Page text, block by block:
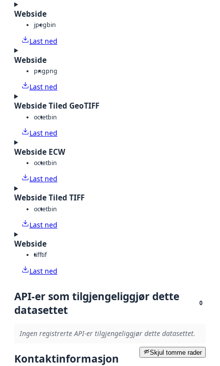
Webside
jpegbin
Last ned
Webside
pngpng
Last ned
Webside Tiled GeoTIFF
octetbin
Last ned
Webside ECW
octetbin
Last ned
Webside Tiled TIFF
octetbin
Last ned
Webside
tifftif
Last ned
API-er som tilgjengeliggjør dette
datasettet
0
Ingen registrerte API-er tilgjengeliggjør dette datasettet.
Skjul tomme rader
Kontaktinformasjon